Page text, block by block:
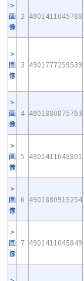
画
像
2 4901411045788
画
像
3 4901777259539
画
像
4 4901880875763
画
像
5 4901411045801
画
像
6 4901880915254
画
像
7 4901411045849